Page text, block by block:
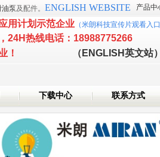
泵及配件。 ENGLISH WEBSITE 产品中
用计划示范企业 （米朗科技宣传片观看入口
， 24H热线电话：18988775266
技术企业！ （ENGLISH英文站）
下载中心 联系方式